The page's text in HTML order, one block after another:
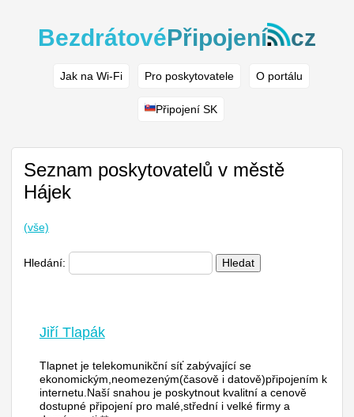
BezdrátovéPřipojení cz
Jak na Wi-Fi Pro poskytovatele O portálu
Připojení SK
Seznam poskytovatelů v městě
Hájek
(vše)
Hledání: Hledat
Jiří Tlapák
Tlapnet je telekomunikční síť zabývající se
ekonomickým,neomezeným(časově i datově)připojením k
internetu.Naší snahou je poskytnout kvalitní a cenově
dostupné připojení pro malé,střední i velké firmy a